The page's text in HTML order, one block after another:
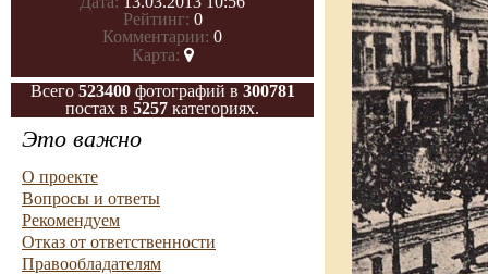
Рейтинг: 0
Комментарии: 0
Карта:
Всего 523400фотографий в 300781
постах в 5257 категориях.
Это важно
О проекте
Вопросы и ответы
Рекомендуем
Отказ от ответственности
Правообладателям